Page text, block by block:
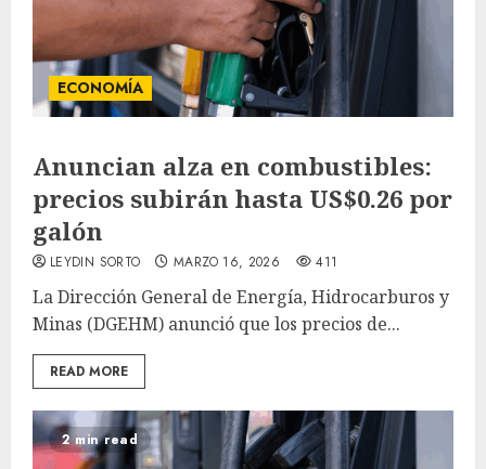
ECONOMÍA
Anuncian alza en combustibles:
precios subirán hasta US$0.26 por
galón
LEYDIN SORTO MARZO 16, 2026 411
La Dirección General de Energía, Hidrocarburos y
Minas (DGEHM) anunció que los precios de...
READ MORE
2 min read